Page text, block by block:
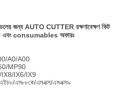
জন্য AUTO CUTTER রক্ষণাবেক্ষণ কিট
consumables অফারঃ
A0/A00
MP90
IX6/IX9
এম৮৮কে/এমএক্স/এমএক্স৯